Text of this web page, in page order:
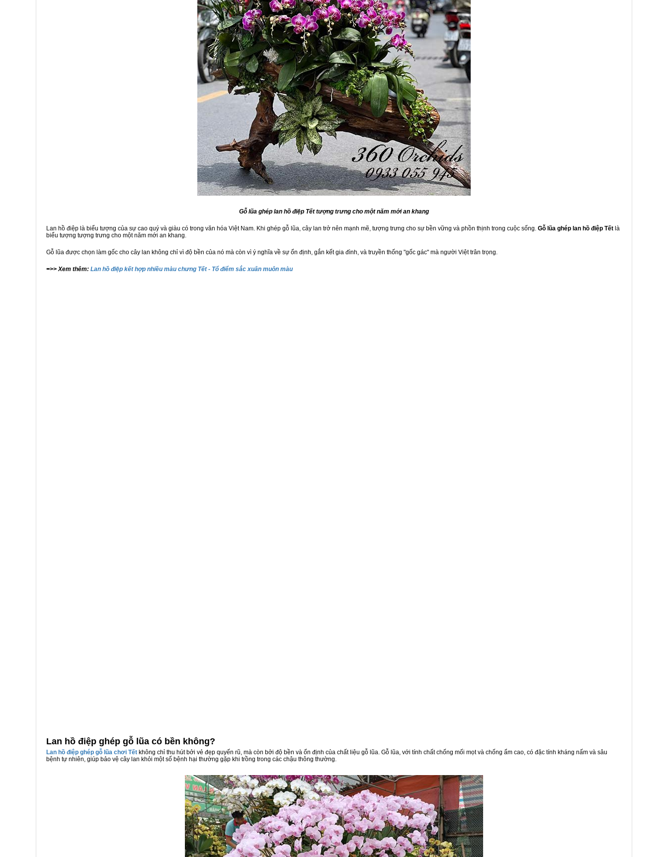
Gỗ lũa ghép lan hồ điệp Tết tượng trưng cho một năm mới an khang
Lan hồ điệp là biểu tượng của sự cao quý và giàu có trong văn hóa Việt Nam. Khi ghép gỗ lũa, cây lan trở nên mạnh mẽ, tượng trưng cho sự bền vững và phồn thịnh trong cuộc sống. Gỗ lũa ghép lan hồ điệp Tết là
biểu tượng tượng trưng cho một năm mới an khang.
Gỗ lũa được chọn làm gốc cho cây lan không chỉ vì độ bền của nó mà còn vì ý nghĩa về sự ổn định, gắn kết gia đình, và truyền thống "gốc gác" mà người Việt trân trọng.
=>> Xem thêm: Lan hồ điệp kết hợp nhiều màu chưng Tết - Tổ điểm sắc xuân muôn màu
Lan hồ điệp ghép gỗ lũa có bền không?
Lan hồ điệp ghép gỗ lũa chơi Tết không chỉ thu hút bởi vẻ đẹp quyến rũ, mà còn bởi độ bền và ổn định của chất liệu gỗ lũa. Gỗ lũa, với tính chất chống mối mọt và chống ẩm cao, có đặc tính kháng nấm và sâu
bệnh tự nhiên, giúp bảo vệ cây lan khỏi một số bệnh hại thường gặp khi trồng trong các chậu thông thường.